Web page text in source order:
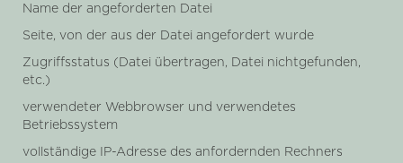
Name der angeforderten Datei
Seite, von der aus der Datei angefordert wurde
Zugriffsstatus (Datei übertragen, Datei nichtgefunden,
etc.)
verwendeter Webbrowser und verwendetes
Betriebssystem
vollständige IP-Adresse des anfordernden Rechners